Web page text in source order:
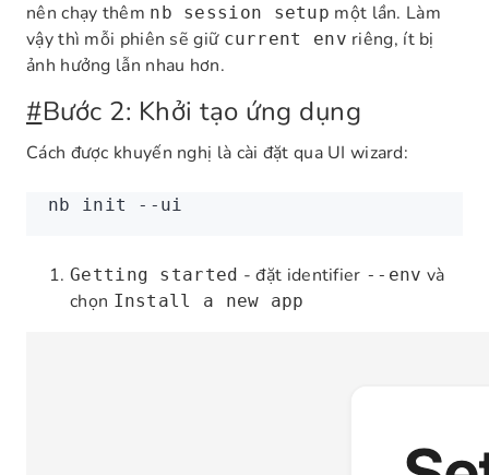
nên chạy thêm nb session setup một lần. Làm
vậy thì mỗi phiên sẽ giữ current env riêng, ít bị
ảnh hưởng lẫn nhau hơn.
#Bước 2: Khởi tạo ứng dụng
Cách được khuyến nghị là cài đặt qua UI wizard:
nb init --ui
Getting started - đặt identifier --env và
chọn Install a new app